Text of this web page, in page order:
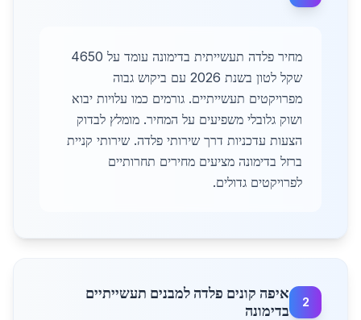
מחיר פלדה תעשייתית בדימונה עומד על 4650
שקל לטון בשנת 2026 עם ביקוש גבוה
מפרויקטים תעשייתיים. גורמים כמו עלויות יבוא
ושוק גלובלי משפיעים על המחיר. מומלץ לבדוק
הצעות עדכניות דרך שירותי פלדה. שירותי קניית
ברזל בדימונה מציעים מחירים תחרותיים
לפרויקטים גדולים.
2
איפה קונים פלדה למבנים תעשייתיים
בדימונה